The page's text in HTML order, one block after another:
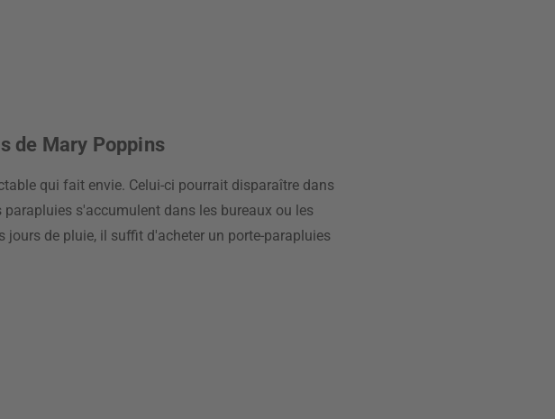
de Mary Poppins
qui fait envie. Celui-ci pourrait disparaître dans
s'accumulent dans les bureaux ou les
de pluie, il suffit d'acheter un porte-parapluies